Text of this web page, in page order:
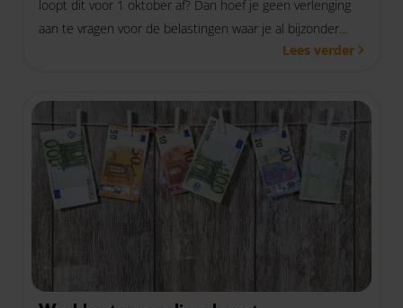
loopt dit voor 1 oktober af? Dan hoef je geen verlenging
aan te vragen voor de belastingen waar je al bijzonder
Lees verder